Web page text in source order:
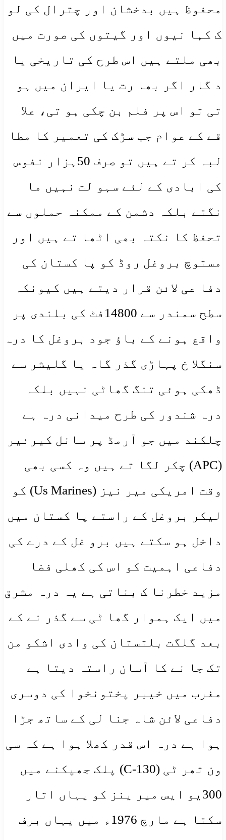
محفوظ ہیں بدخشان اور چترال کی لو
ک کہا نیوں اور گیتوں کی صورت میں
بھی ملتے ہیں اس طرح کی تاریخی یا
د گار اگر بھا رت یا ایران میں ہو
تی تو اس پر فلم بن چکی ہو تی، علا
قے کے عوام جب سڑک کی تعمیر کا مطا
لبہ کر تے ہیں تو صرف 50ہزار نفوس
کی ابادی کے لئے سہو لت نہیں ما
نگتے بلکہ دشمن کے ممکنہ حملوں سے
تحفظ کا نکتہ بھی اٹھا تے ہیں اور
مستوچ بروغل روڈ کو پا کستان کی
دفا عی لائن قرار دیتے ہیں کیونکہ
سطح سمندر سے 14800فٹ کی بلندی پر
واقع ہونے کے باؤ جود بروغل کا درہ
سنگلا خ پہاڑی گذر گاہ یا گلیشر سے
ڈھکی ہوئی تنگ گھاٹی نہیں بلکہ
درہ شندور کی طرح میدانی درہ ہے
چلکند میں جو آرمڈ پر سانل کیرئیر
(APC) چکر لگا تے ہیں وہ کسی بھی
وقت امریکی میر نیز (Us Marines) کو
لیکر بروغل کے راستے پا کستان میں
داخل ہو سکتے ہیں برو غل کے درے کی
دفاعی اہمیت کو اس کی کھلی فضا
مزید خطرنا ک بناتی ہے یہ درہ مشرق
میں ایک ہموار گھا ٹی سے گذر نے کے
بعد گلگت بلتستان کی وادی اشکو من
تک جا نے کا آسان راستہ دیتا ہے
مغرب میں خیبر پختونخوا کی دوسری
دفاعی لائن شاہ جنا لی کے ساتھ جڑا
ہوا ہے درہ اس قدر کھلا ہوا ہے کہ سی
ون تھر ٹی (C-130) پلک جھپکنے میں
300یو ایس میر ینز کو یہاں اتار
سکتا ہے مارچ 1976ء میں یہاں برف